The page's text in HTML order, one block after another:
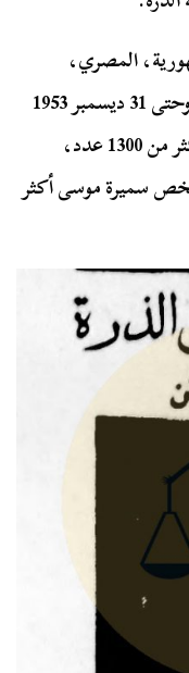
المصري،
البلاغ» في الفترة من 15 أغسطس 1952 وحتى 31 ديسمبر 1953
م، لنجد أن الأعداد لتلك الفترة بلغت أكثر من 1300 عدد،
سميرة موسى أكثر